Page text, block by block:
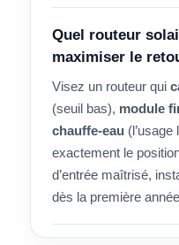
Quel routeur
maximiser le
Visez un routeur qui
(seuil bas), module
chauffe-eau (l’usage
exactement le
d’entrée maîtrisé,
dès la première